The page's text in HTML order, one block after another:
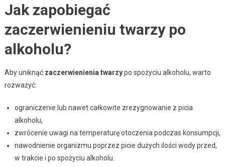
Jak zapobiegać
zaczerwienieniu twarzy po
alkoholu?
Aby uniknąć zaczerwienienia twarzypo spożyciu alkoholu, warto
rozważyć:
ograniczenie lub nawet całkowite zrezygnowanie z picia
alkoholu,
zwrócenie uwagi na temperaturę otoczenia podczas konsumpcji,
nawodnienie organizmu poprzez picie dużych ilości wody przed,
w trakcie i po spożyciu alkoholu.